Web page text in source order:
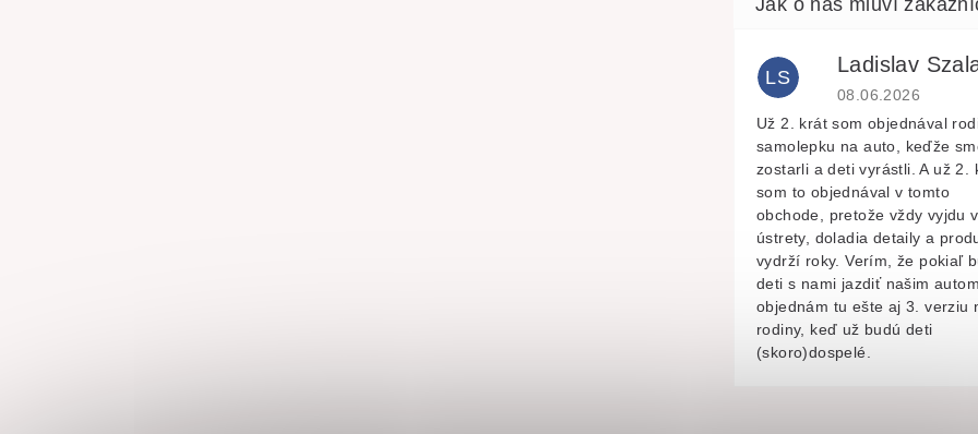
LS
Ladislav
Hodnocení
08.06.2026
Už 2. krát som objednával
samolepku na auto, keďže
zostarli a deti vyrástli. A už 2.
som to objednával v tomto
obchode, pretože vždy vyjdu v
ústrety, doladia detaily a
vydrží roky. Verím, že pokiaľ
deti s nami jazdiť našim autom,
objednám tu ešte aj 3. verziu
rodiny, keď už budú deti
(skoro)dospelé.